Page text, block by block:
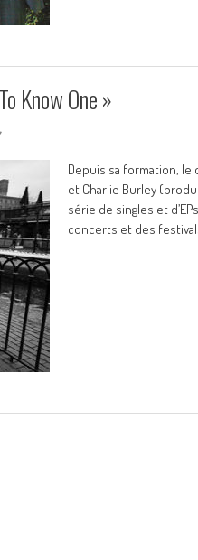
Know One »
Depuis sa formation, le
et Charlie Burley
série de singles et
concerts et des